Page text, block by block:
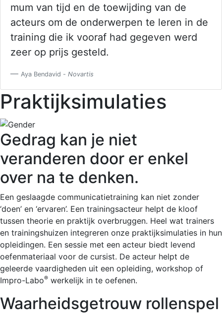
mum van tijd en de toewijding van de
acteurs om de onderwerpen te leren in de
training die ik vooraf had gegeven werd
zeer op prijs gesteld.
Aya Bendavid - Novartis
Praktijksimulaties
Gedrag kan je niet
veranderen door er enkel
over na te denken.
Een geslaagde communicatietraining kan niet zonder
‘doen’ en ‘ervaren’. Een trainingsacteur helpt de kloof
tussen theorie en praktijk overbruggen. Heel wat trainers
en trainingshuizen integreren onze praktijksimulaties in hun
opleidingen. Een sessie met een acteur biedt levend
oefenmateriaal voor de cursist. De acteur helpt de
geleerde vaardigheden uit een opleiding, workshop of
Impro-Labo® werkelijk in te oefenen.
Waarheidsgetrouw rollenspel